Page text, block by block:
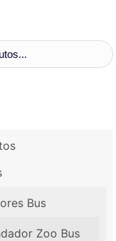
Bus
Zoo Bus